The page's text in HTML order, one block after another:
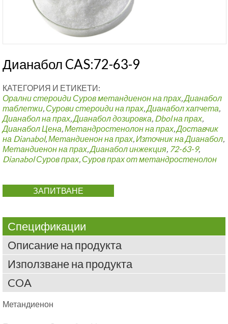
Дианабол CAS:72-63-9
КАТЕГОРИЯ И ЕТИКЕТИ:
Орални стероиди Суров метандиенон на прах,Дианабол
таблетки, Сурови стероиди на прах,Дианабол хапчета,
Дианабол на прах,Дианабол дозировка, Dbol на прах,
Дианабол Цена,Метандростенолон на прах,Доставчик
на Dianabol,Метандиенон на прах,Източник на Дианабол,
Метандиенон на прах,Дианабол инжекция, 72-63-9,
Dianabol Суров прах, Суров прах от метандростенолон
ЗАПИТВАНЕ
Спецификации
Описание на продукта
Използване на продукта
COA
Метандиенон